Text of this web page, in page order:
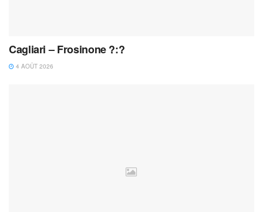
Cagliari – Frosinone ?:?
4 AOÛT 2026